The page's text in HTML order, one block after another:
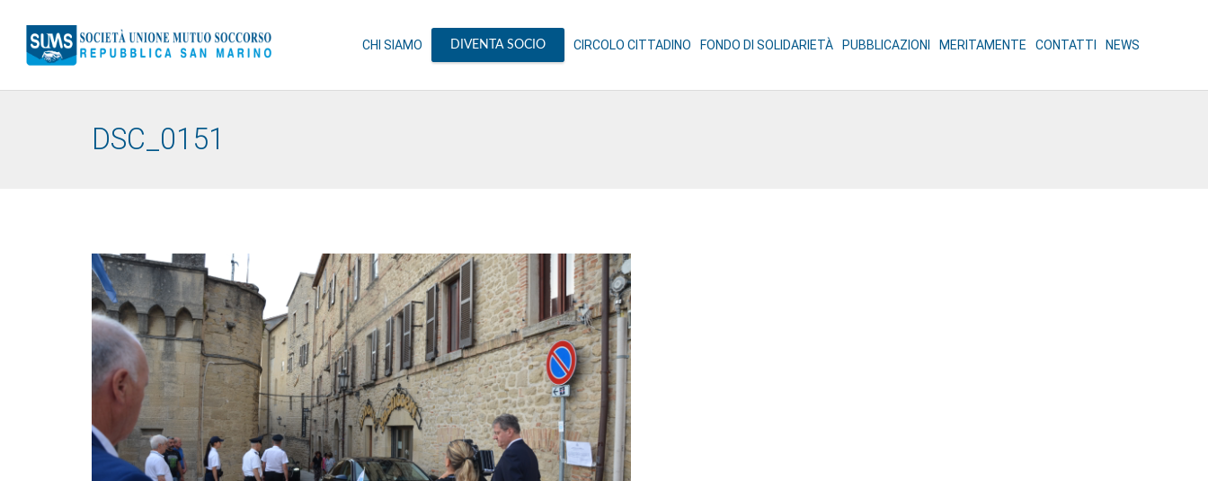
CHI SIAMO DIVENTA SOCIO CIRCOLO CITTADINO FONDO DI SOLIDARIETÀ PUBBLICAZIONI MERITAMENTE CONTATTI NEWS
DSC_0151